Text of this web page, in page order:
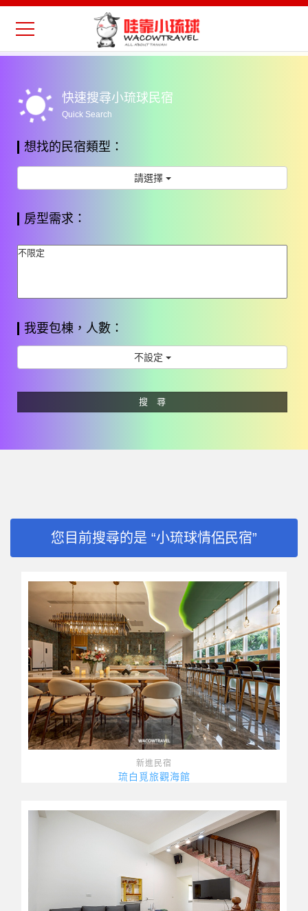
Previous
wb_sunny 快速搜尋小琉球民宿
Quick Search
想找的民宿類型：
請選擇
房型需求：
我要包棟，人數：
不設定
搜 尋
您目前搜尋的是 “小琉球情侶民宿”
新進民宿
琉白覓旅觀海館